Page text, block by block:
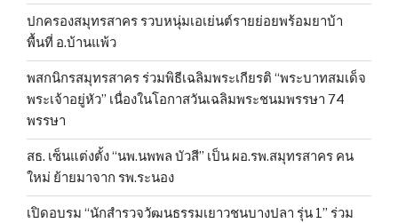
ปกครองสมุทรสาคร รวบหนุ่มเอเย่นต์รายย่อยพร้อมยาบ้า
พื้นที่ อ.บ้านแพ้ว
พสกนิกรสมุทรสาคร ร่วมพิธีเฉลิมพระเกียรติ “พระบาทสมเด็จ
พระเจ้าอยู่หัว” เนื่องในโอกาสวันเฉลิมพระชนมพรรษา 74
พรรษา
สธ. เซ็นแต่งตั้ง “นพ.นพพล บัวสี” เป็น ผอ.รพ.สมุทรสาคร คน
ใหม่ ย้ายมาจาก รพ.ระนอง
เปิดอบรม “นักสำรวจวัฒนธรรมเยาวชนบางปลา รุ่น 1” ร่วม